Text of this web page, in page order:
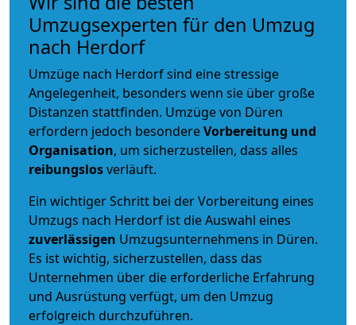
Umzugsexperten für den Umzug
nach Herdorf
Umzüge nach Herdorf sind eine stressige
Angelegenheit, besonders wenn sie über große
Distanzen stattfinden. Umzüge von Düren
erfordern jedoch besondereVorbereitung und
Organisation, um sicherzustellen, dass alles
reibungslosverläuft.
Ein wichtiger Schritt bei der Vorbereitung eines
Umzugs nach Herdorf ist die Auswahl eines
zuverlässigen Umzugsunternehmens in Düren.
Es ist wichtig, sicherzustellen, dass das
Unternehmen über die erforderliche Erfahrung
und Ausrüstung verfügt, um den Umzug
erfolgreich durchzuführen.